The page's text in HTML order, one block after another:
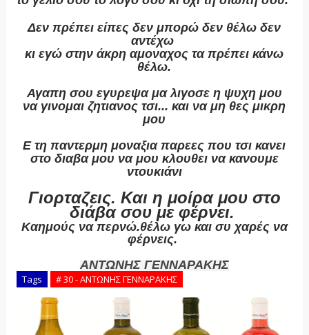
Δεν πρέπει είπες δεν μπορώ δεν θέλω δεν
αντέχω
κι εγώ στην άκρη αμοναχος τα πρέπει κάνω
θέλω.
Αγαπη σου εγυρεψα μα λιγοσε η ψυχη μου
να γινομαι ζητιανος τσι... και να μη θες μικρη
μου
Ε τη παντερμη μοναξια παρεες που τσι κανει
στο διαβα μου να μου κλουθει να κανουμε
ντουκιάνι
Γιορταζεις. Και η μοίρα μου στο
διάβα σου με φέρνει.
Καημούς να περνώ.θέλω γω και συ χαρές να
φέρνεις.
ΑΝΤΩΝΗΣ ΓΕΝΝΑΡΑΚΗΣ
Tags # 30 - ΑΝΤΩΝΗΣ ΓΕΝΝΑΡΑΚΗΣ